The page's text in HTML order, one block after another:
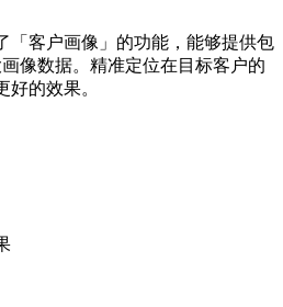
客户画像」的功能，能够提供包
像数据。精准定位在目标客户的
的效果。